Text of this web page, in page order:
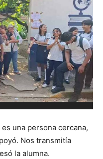
una persona cercana,
Nos transmitía
la alumna.